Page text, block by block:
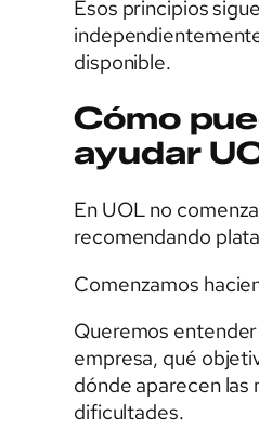
Esos principios
disponible.
Cómo
ayudar
En UOL no
recomendando
Comenzamos
Queremos
empresa, qué
dónde aparecen las
dificultades.